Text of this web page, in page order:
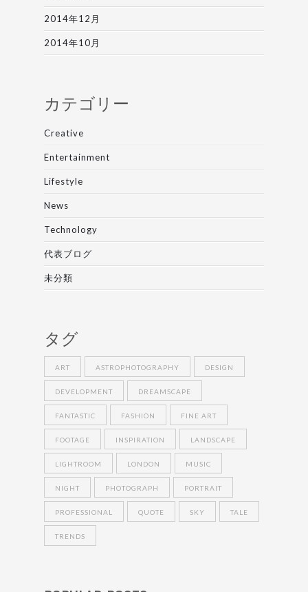
2014年12月
2014年10月
カテゴリー
Creative
Entertainment
Lifestyle
News
Technology
代表ブログ
未分類
タグ
ART ASTROPHOTOGRAPHY DESIGN
DEVELOPMENT DREAMSCAPE
FANTASTIC FASHION FINE ART
FOOTAGE INSPIRATION LANDSCAPE
LIGHTROOM LONDON MUSIC
NIGHT PHOTOGRAPH PORTRAIT
PROFESSIONAL QUOTE SKY TALE
TRENDS